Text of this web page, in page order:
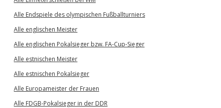
Alle Endspiele des olympischen Fußballturniers
Alle englischen Meister
Alle englischen Pokalsieger bzw. FA-Cup-Sieger
Alle estnischen Meister
Alle estnischen Pokalsieger
Alle Europameister der Frauen
Alle FDGB-Pokalsieger in der DDR